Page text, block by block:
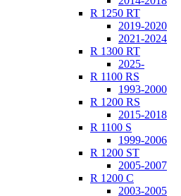
R 1250 RT
2019-2020
2021-2024
R 1300 RT
2025-
R 1100 RS
1993-2000
R 1200 RS
2015-2018
R 1100 S
1999-2006
R 1200 ST
2005-2007
R 1200 C
2003-2005